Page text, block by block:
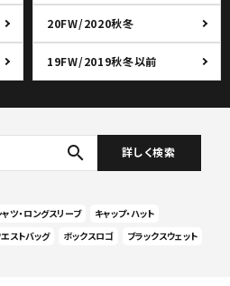
20FW/2020秋冬
19FW/2019秋冬以前
search 詳しく検索
ツ・ロングスリーブ
キャップ・ハット
ストバッグ ボックスロゴ ブラックスウェット